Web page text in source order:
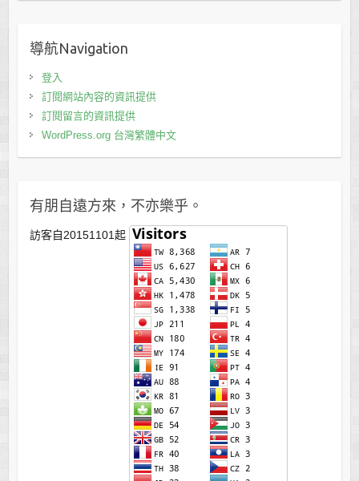
導航Navigation
登入
訂閱網站內容的資訊提供
訂閱留言的資訊提供
WordPress.org 台灣繁體中文
有朋自遠方來，不亦樂乎。
訪客自20151101起